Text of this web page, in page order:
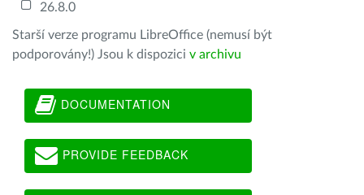
26.8.0
Starší verze programu LibreOffice (nemusí být
podporovány!) Jsou k dispozici v archivu
DOCUMENTATION
PROVIDE FEEDBACK